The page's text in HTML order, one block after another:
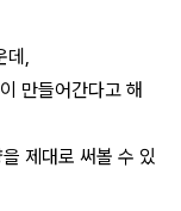
데,
만들어간다고 해
제대로 써볼 수 있